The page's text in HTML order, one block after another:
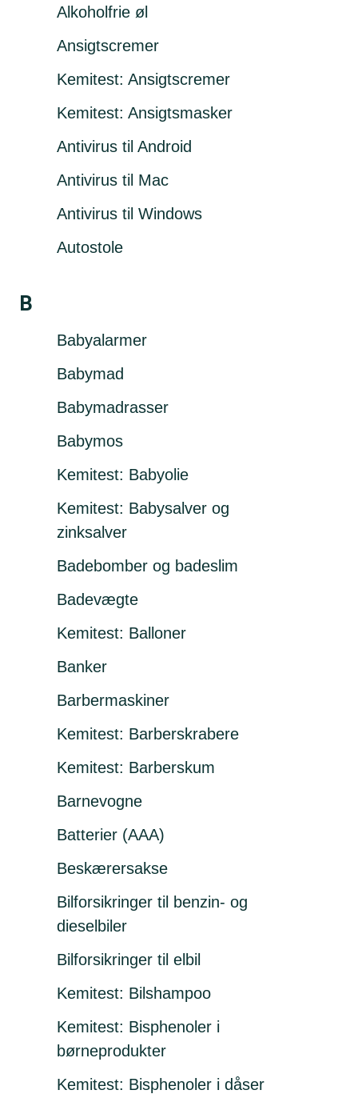
Alkoholfrie øl
Ansigtscremer
Kemitest: Ansigtscremer
Kemitest: Ansigtsmasker
Antivirus til Android
Antivirus til Mac
Antivirus til Windows
Autostole
B
Babyalarmer
Babymad
Babymadrasser
Babymos
Kemitest: Babyolie
Kemitest: Babysalver og
zinksalver
Badebomber og badeslim
Badevægte
Kemitest: Balloner
Banker
Barbermaskiner
Kemitest: Barberskrabere
Kemitest: Barberskum
Barnevogne
Batterier (AAA)
Beskærersakse
Bilforsikringer til benzin- og
dieselbiler
Bilforsikringer til elbil
Kemitest: Bilshampoo
Kemitest: Bisphenoler i
børneprodukter
Kemitest: Bisphenoler i dåser